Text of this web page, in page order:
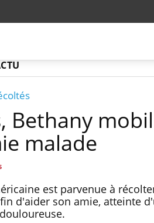
Bethany
malade
est parvenue à
d'aider son amie, atteinte